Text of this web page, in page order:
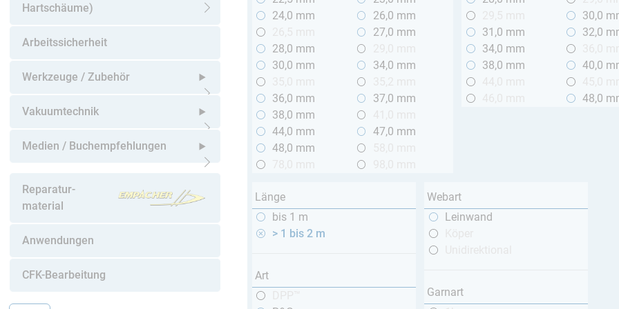
Hartschäume)
Untermenü öffnen
Arbeitssicherheit
Werkzeuge / Zubehör
Untermenü öffnen
Vakuumtechnik
Untermenü öffnen
Medien / Buchempfehlungen
Reparatur-
material
Anwendungen
CFK-Bearbeitung
24,0 mm
26,0 mm
27,0 mm
28,0 mm
30,0 mm
34,0 mm
36,0 mm
37,0 mm
38,0 mm
44,0 mm
47,0 mm
48,0 mm
30,0
31,0 mm
32,0
34,0 mm
38,0 mm
40,0
48,0
Länge
bis 1 m
> 1 bis 2 m
Art
Webart
Leinwand
Garnart